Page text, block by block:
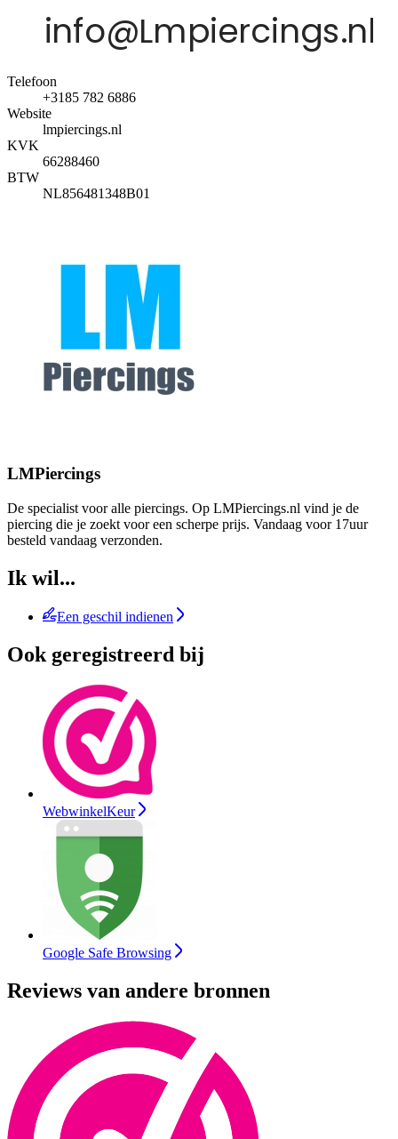
Telefoon
+3185 782 6886
Website
lmpiercings.nl
KVK
66288460
BTW
NL856481348B01
LMPiercings
De specialist voor alle piercings. Op LMPiercings.nl vind je de
piercing die je zoekt voor een scherpe prijs. Vandaag voor 17uur
besteld vandaag verzonden.
Ik wil...
Een geschil indienen
Ook geregistreerd bij
WebwinkelKeur
Google Safe Browsing
Reviews van andere bronnen